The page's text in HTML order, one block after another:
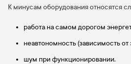
К минусам оборудования относятся
работа на самом дорогом
неавтономность (зависимость
шум при функционировании.